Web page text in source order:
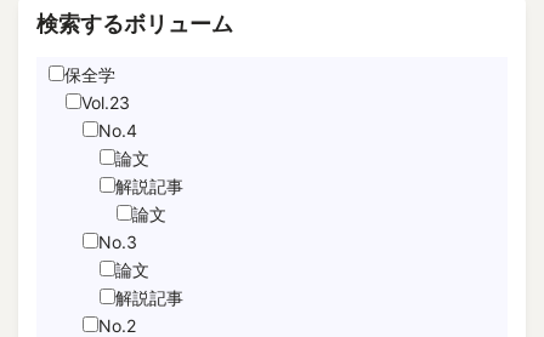
Fuel Debris Retrieval
Hand Motion TracNing
immediate unfettered access
performance indicator
Sabotage Detection
Screening
Time-Series Data Analysis
検索するボリューム
保全学
Vol.23
No.4
論文
解説記事
論文
No.3
論文
解説記事
No.2